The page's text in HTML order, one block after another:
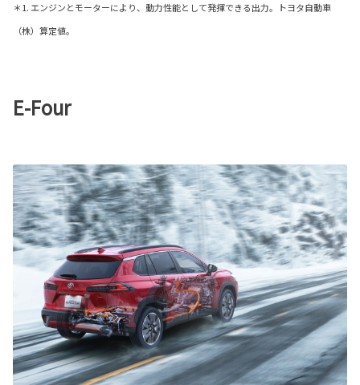
＊1. エンジンとモーターにより、動力性能として発揮できる出力。トヨタ自動車
（株）算定値。
E-Four